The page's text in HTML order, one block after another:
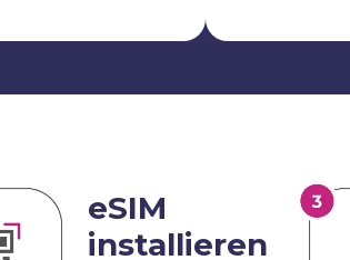
eSIM
installieren